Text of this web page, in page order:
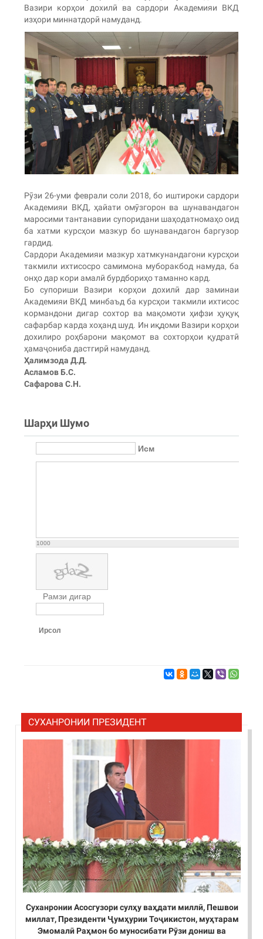
Вазири корҳои дохилӣ ва сардори Академияи ВКД
изҳори миннатдорӣ намуданд.
Рӯзи 26-уми феврали соли 2018, бо иштироки сардори
Академияи ВКД, ҳайати омӯзгорон ва шунавандагон
маросими тантанавии супоридани шаҳодатномаҳо оид
ба хатми курсҳои мазкур бо шунавандагон баргузор
гардид.
Сардори Академияи мазкур хатмкунандагони курсҳои
такмили ихтисосро самимона муборакбод намуда, ба
онҳо дар кори амалӣ бурдбориҳо таманно кард.
Бо супориши Вазири корҳои дохилӣ дар заминаи
Академияи ВКД минбаъд ба курсҳои такмили ихтисос
кормандони дигар сохтор ва мақомоти ҳифзи ҳуқуқ
сафарбар карда хоҳанд шуд. Ин иқдоми Вазири корҳои
дохилиро роҳбарони мақомот ва сохторҳои қудратӣ
ҳамаҷониба дастгирӣ намуданд.
Ҳалимзода Д.Д.
Асламов Б.С.
Сафарова С.Н.
Шарҳи Шумо
Исм
1000
Рамзи дигар
Ирсол
СУХАНРОНИИ ПРЕЗИДЕНТ
Суханронии Асосгузори сулҳу ваҳдати миллӣ, Пешвои
миллат, Президенти Ҷумҳурии Тоҷикистон, муҳтарам
Эмомалӣ Раҳмон бо муносибати Рӯзи дониш ва